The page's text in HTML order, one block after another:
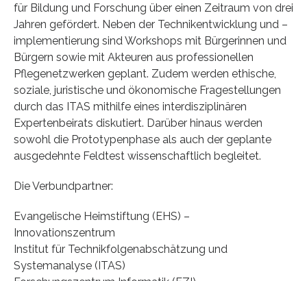
für Bildung und Forschung über einen Zeitraum von drei
Jahren gefördert. Neben der Technikentwicklung und –
implementierung sind Workshops mit Bürgerinnen und
Bürgern sowie mit Akteuren aus professionellen
Pflegenetzwerken geplant. Zudem werden ethische,
soziale, juristische und ökonomische Fragestellungen
durch das ITAS mithilfe eines interdisziplinären
Expertenbeirats diskutiert. Darüber hinaus werden
sowohl die Prototypenphase als auch der geplante
ausgedehnte Feldtest wissenschaftlich begleitet.
Die Verbundpartner:
Evangelische Heimstiftung (EHS) –
Innovationszentrum
Institut für Technikfolgenabschätzung und
Systemanalyse (ITAS)